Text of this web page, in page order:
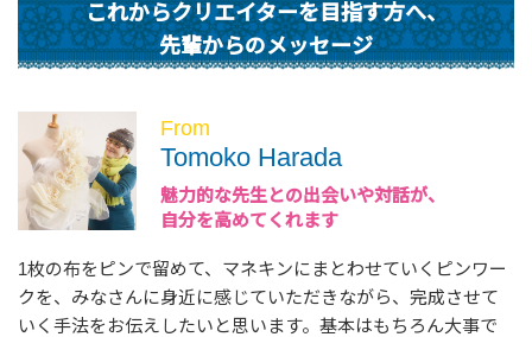
これからクリエイターを目指す方へ、
先輩からのメッセージ
From
Tomoko Harada
魅力的な先生との出会いや対話が、
自分を高めてくれます
1枚の布をピンで留めて、マネキンにまとわせていくピンワー
クを、みなさんに身近に感じていただきながら、完成させて
いく手法をお伝えしたいと思います。基本はもちろん大事で